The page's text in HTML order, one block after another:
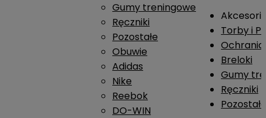
Gumy treningowe
Ręczniki
Pozostałe
Obuwie
Adidas
Nike
Reebok
DO-WIN
Torby i
Breloki
Gumy
Ręczniki